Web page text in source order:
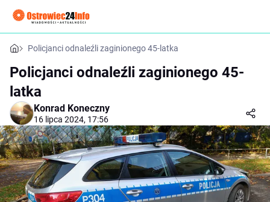
Policjanci odnaleźli zaginionego 45-latka
Policjanci odnaleźli zaginionego 45-
latka
Konrad Koneczny
16 lipca 2024, 17:56